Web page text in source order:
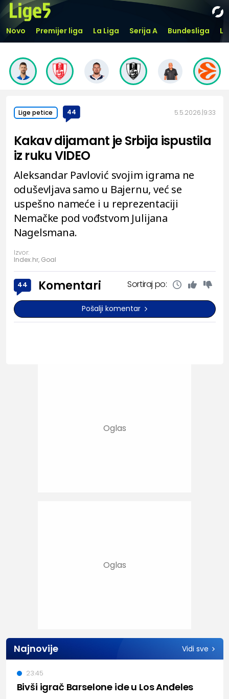
Novo Premijer liga La Liga Serija A Bundesliga
Lige petice 44 5.5.2026. 9:33
Kakav dijamant je Srbija ispustila
iz ruku VIDEO
Aleksandar Pavlović svojim igrama ne
oduševljava samo u Bajernu, već se
uspešno nameće i u reprezentaciji
Nemačke pod vođstvom Julijana
Nagelsmana.
Izvor:
Index.hr, Goal
44 Komentari Sortiraj po:
Pošalji komentar
Najnovije Vidi sve
Bivši igrač Barselone ide u Los Anđeles
23:45